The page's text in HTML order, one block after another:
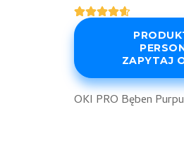
Oceniony
4.60
podstawie
5
ocen
klientów
ZAPYTAJ
OKI PRO Bęben